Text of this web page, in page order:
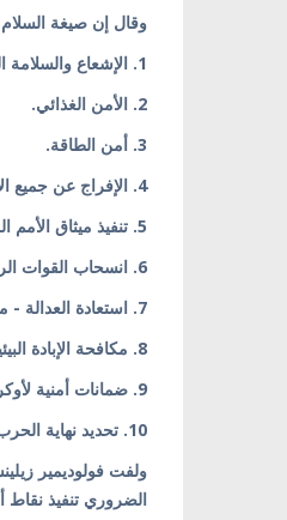
وقال إن صيغة السلام
1. الإشعاع والسلامة النووية.
2. الأمن الغذائي.
3. أمن الطاقة.
4. الإفراج عن جميع الأسرى والمبعدين.
5. تنفيذ ميثاق الأمم المتحدة واستعادة وحدة أراضينا والنظام الدولي.
6. انسحاب القوات الروسية ووقف الأعمال العدائية.
7. استعادة العدالة - محاكمة مجرمي الحرب والتعويض عن الأضرار.
8. مكافحة الإبادة البيئية.
9. ضمانات أمنية لأوكرانيا لمنع تصعيد النزاع.
10. تحديد نهاية الحرب
ولفت فولوديمير
الضروري تنفيذ